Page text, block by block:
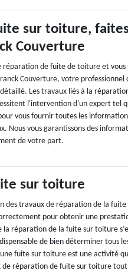
sur toiture,
Couverture
réparation de fuite de toiture et
Couverture, votre professionnel
Les travaux liés à la
l'intervention d'un expert tel
vous fournir toutes les
Nous vous garantissons des
de votre part.
sur toiture
des travaux de réparation de la
pour obtenir une
la réparation de la fuite sur toiture
de bien déterminer tous
fuite sur toiture est une activité
de réparation de fuite sur toiture